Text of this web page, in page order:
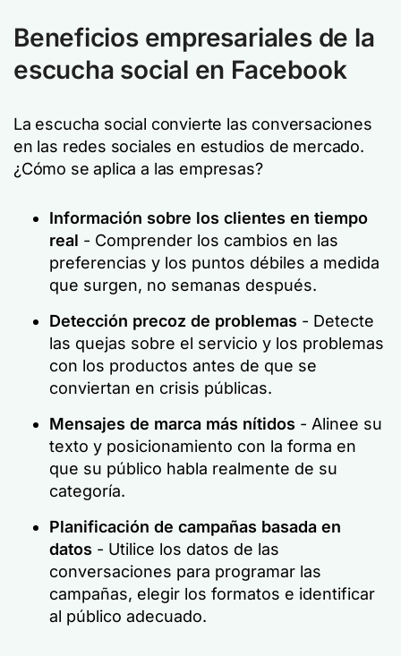
Beneficios empresariales de la
escucha social en Facebook
La escucha social convierte las conversaciones
en las redes sociales en estudios de mercado.
¿Cómo se aplica a las empresas?
Información sobre los clientes en tiempo
real - Comprender los cambios en las
preferencias y los puntos débiles a medida
que surgen, no semanas después.
Detección precoz de problemas - Detecte
las quejas sobre el servicio y los problemas
con los productos antes de que se
conviertan en crisis públicas.
Mensajes de marca más nítidos - Alinee su
texto y posicionamiento con la forma en
que su público habla realmente de su
categoría.
Planificación de campañas basada en
datos - Utilice los datos de las
conversaciones para programar las
campañas, elegir los formatos e identificar
al público adecuado.